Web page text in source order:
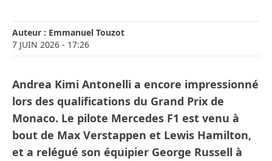
Auteur : Emmanuel Touzot
7 JUIN 2026 - 17:26
Andrea Kimi Antonelli a encore impressionné
lors des qualifications du Grand Prix de
Monaco. Le pilote Mercedes F1 est venu à
bout de Max Verstappen et Lewis Hamilton,
et a relégué son équipier George Russell à